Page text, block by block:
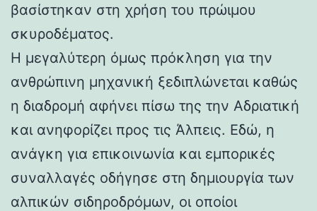
βασίστηκαν στη χρήση του πρώιμου
σκυροδέματος.
Η μεγαλύτερη όμως πρόκληση για την
ανθρώπινη μηχανική ξεδιπλώνεται καθώς
η διαδρομή αφήνει πίσω της την Αδριατική
και ανηφορίζει προς τις Άλπεις. Εδώ, η
ανάγκη για επικοινωνία και εμπορικές
συναλλαγές οδήγησε στη δημιουργία των
αλπικών σιδηροδρόμων, οι οποίοι